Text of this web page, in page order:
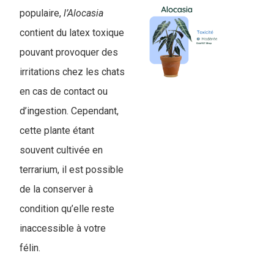
populaire, l’Alocasia
contient du latex toxique
pouvant provoquer des
irritations chez les chats
en cas de contact ou
d’ingestion. Cependant,
cette plante étant
souvent cultivée en
terrarium, il est possible
de la conserver à
condition qu’elle reste
inaccessible à votre
félin.